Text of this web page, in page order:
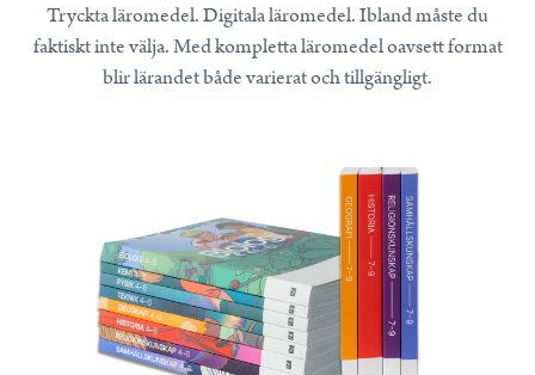
Tryckta läromedel. Digitala läromedel. Ibland måste du
faktiskt inte välja. Med kompletta läromedel oavsett format
blir lärandet både varierat och tillgängligt.